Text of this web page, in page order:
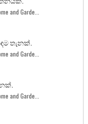
and Garde...
තැනක්.
and Garde...
and Garde...